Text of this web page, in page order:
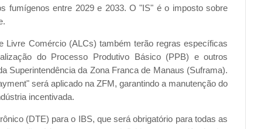
fumígenos entre 2029 e 2033. O "IS" é o imposto sobre
Comércio (ALCs) também terão regras específicas
do Processo Produtivo Básico (PPB) e outros
Superintendência da Zona Franca de Manaus (Suframa).
será aplicado na ZFM, garantindo a manutenção do
incentivada.
(DTE) para o IBS, que será obrigatório para todas as